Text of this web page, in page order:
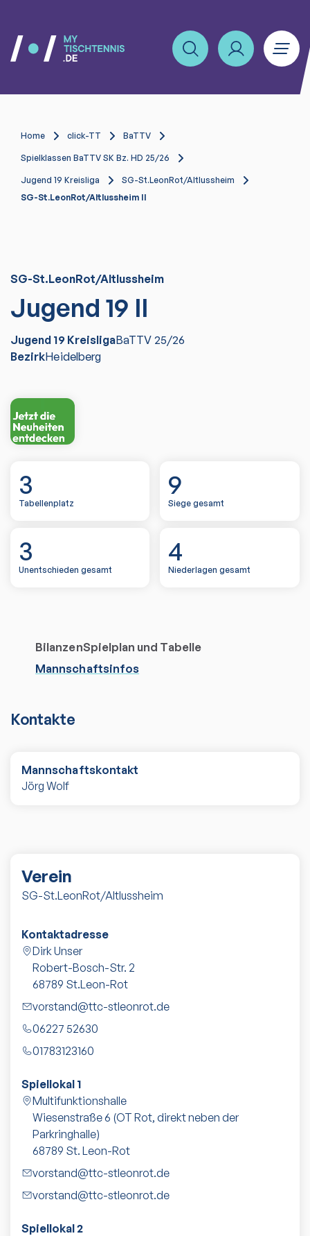
Home click-TT BaTTV
Spielklassen BaTTV SK Bz. HD 25/26
Jugend 19 Kreisliga
SG-St.LeonRot/Altlussheim
SG-St.LeonRot/Altlussheim II
SG-St.LeonRot/Altlussheim
Jugend 19 II
Jugend 19 KreisligaBaTTV 25/26
BezirkHeidelberg
3
Tabellenplatz
9
Siege gesamt
3
Unentschieden gesamt
4
Niederlagen gesamt
BilanzenSpielplan und Tabelle
Mannschaftsinfos
Kontakte
Mannschaftskontakt
Jörg Wolf
Verein
SG-St.LeonRot/Altlussheim
Kontaktadresse
Dirk Unser
Robert-Bosch-Str. 2
68789 St.Leon-Rot
vorstand@ttc-stleonrot.de
06227 52630
01783123160
Spiellokal 1
Multifunktionshalle
Wiesenstraße 6 (OT Rot, direkt neben der
Parkringhalle)
68789 St. Leon-Rot
vorstand@ttc-stleonrot.de
vorstand@ttc-stleonrot.de
Spiellokal 2